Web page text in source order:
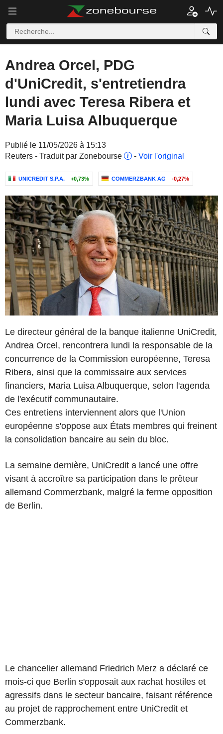
Andrea Orcel, PDG
d'UniCredit, s'entretiendra
lundi avec Teresa Ribera et
Maria Luisa Albuquerque
Publié le 11/05/2026 à 15:13
Reuters - Traduit par Zonebourse
- Voir l'original
UNICREDIT S.P.A. +0,73% COMMERZBANK AG -0,27%
Le directeur général de la banque italienne UniCredit,
Andrea Orcel, rencontrera lundi la responsable de la
concurrence de la Commission européenne, Teresa
Ribera, ainsi que la commissaire aux services
financiers, Maria Luisa Albuquerque, selon l'agenda
de l'exécutif communautaire.
Ces entretiens interviennent alors que l'Union
européenne s'oppose aux États membres qui freinent
la consolidation bancaire au sein du bloc.
La semaine dernière, UniCredit a lancé une offre
visant à accroître sa participation dans le prêteur
allemand Commerzbank, malgré la ferme opposition
de Berlin.
Le chancelier allemand Friedrich Merz a déclaré ce
mois-ci que Berlin s'opposait aux rachat hostiles et
agressifs dans le secteur bancaire, faisant référence
au projet de rapprochement entre UniCredit et
Commerzbank.